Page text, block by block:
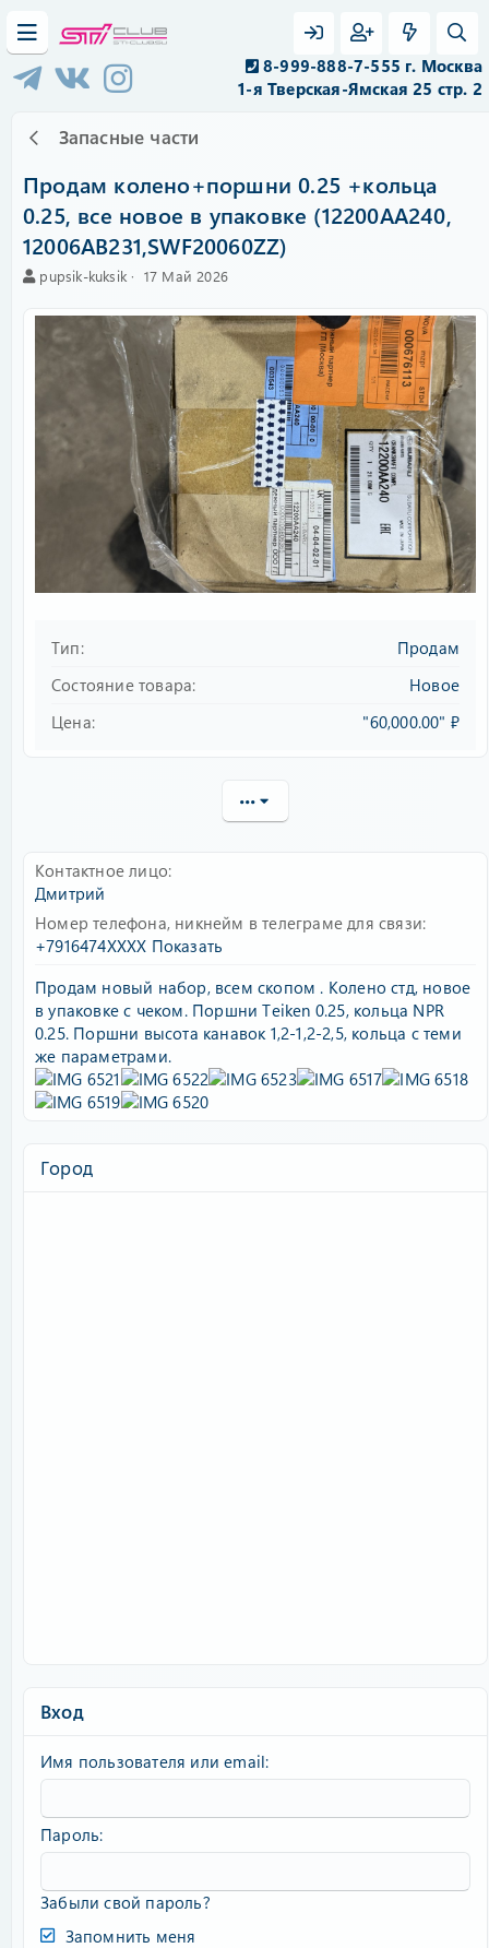
8-999-888-7-555 г. Москва
1-я Тверская-Ямская 25 стр. 2
Запасные части
Продам колено+поршни 0.25 +кольца
0.25, все новое в упаковке (12200АА240,
12006АВ231,SWF20060ZZ)
А
т
pupsik-kuksik
C
e
t
e
17 Май 2026
Тип
Продам
Состояние товара
Новое
Цена
"60,000.00" ₽
•••
Контактное лицо
Дмитрий
Номер телефона, никнейм в телеграме для связи
+7916474XXXX Показать
Продам новый набор, всем скопом . Колено стд, новое
в упаковке с чеком. Поршни Teiken 0.25, кольца NPR
0.25. Поршни высота канавок 1,2-1,2-2,5, кольца с теми
же параметрами.
Город
Вход
Имя пользователя или email
Пароль
Забыли свой пароль?
Запомнить меня